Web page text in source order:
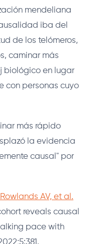
mendeliana
iba del
de los telómeros,
caminar más
biológico en lugar
con personas cuyo
más rápido
la evidencia
causal" por
AV, et al.
reveals causal
pace with